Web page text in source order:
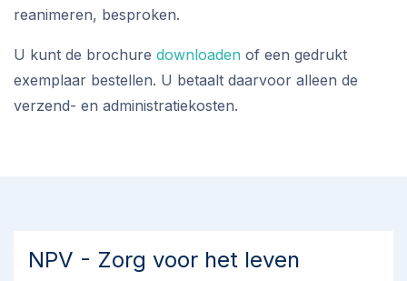
reanimeren, besproken.
U kunt de brochure downloaden of een gedrukt
exemplaar bestellen. U betaalt daarvoor alleen de
verzend- en administratiekosten.
NPV - Zorg voor het leven